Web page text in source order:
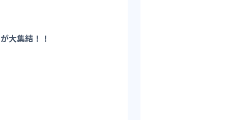
大集結！！